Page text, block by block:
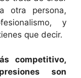
otra persona,
y
que decir.
competitivo,
son